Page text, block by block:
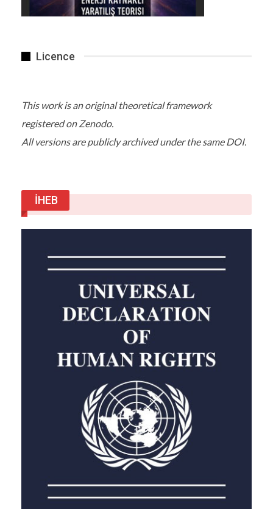
Licence
This work is an original theoretical framework
registered on Zenodo.
All versions are publicly archived under the same DOI.
İHEB